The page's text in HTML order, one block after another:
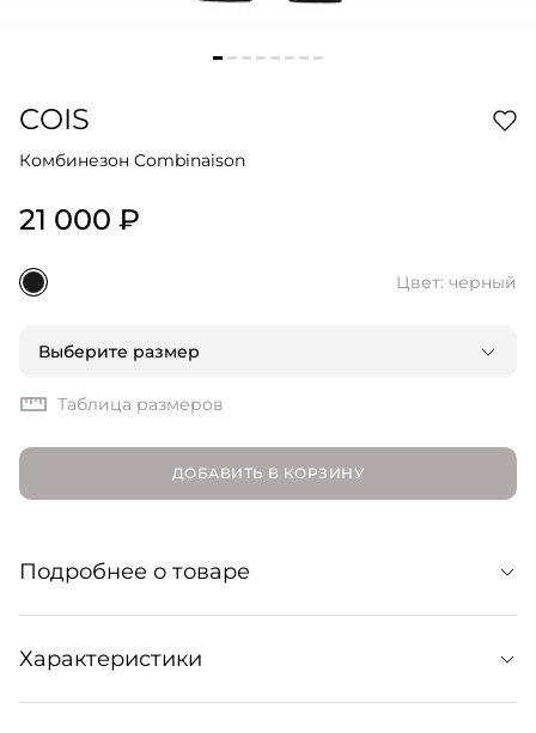
COIS
Комбинезон Combinaison
21 000 ₽
Цвет: черный
Выберите размер
Таблица размеров
ДОБАВИТЬ В КОРЗИНУ
Подробнее о товаре
Этот комбинезон вдохновлен 1980-ми, но сегодня мы
предлагаем использовать такую модель не только для
спорта, но и как основу для повседневных, деловых и
Характеристики